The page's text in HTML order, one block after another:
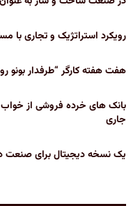
رویکرد استراتژیک و تجاری با
هفت هفته کارگر “طرفدار بونو
بانک های خرده فروشی از خواب
جاری
یک نسخه دیجیتال برای صنعت